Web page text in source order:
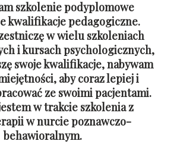
szkolenie podyplomowe
kwalifikacje pedagogiczne.
w wielu szkoleniach
i kursach psychologicznych,
swoje kwalifikacje, nabywam
aby coraz lepiej i
ze swoimi pacjentami.
w trakcie szkolenia z
w nurcie poznawczo-
behawioralnym.